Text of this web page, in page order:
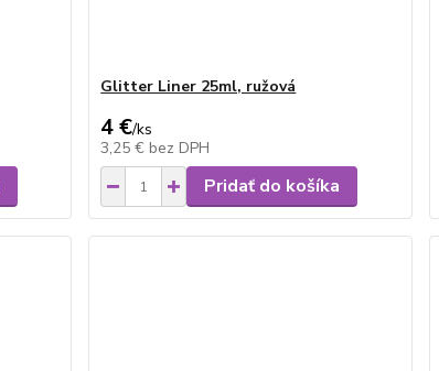
Glitter Liner 25ml, ružová
4 €/ks
3,25 € bez DPH
Pridať do košíka